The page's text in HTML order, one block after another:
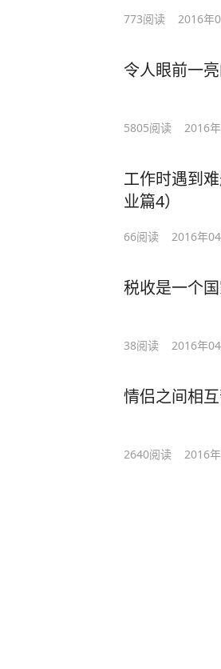
773阅读 2016年
令人眼前一
5805阅读 2016
工作时遇到
业篇4）
66阅读 2016年
税收是一个
38阅读 2016年
情侣之间相
2640阅读 2016